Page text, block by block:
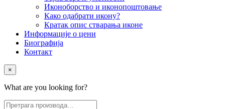
Иконоборство и иконопоштовање
Како одабрати икону?
Кратак опис стварања иконе
Информације о цени
Биографија
Контакт
×
What are you looking for?